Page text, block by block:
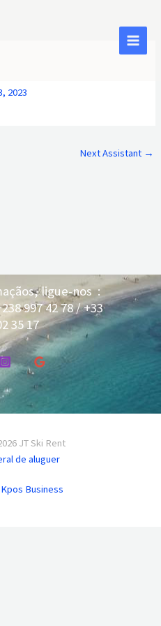
2023
Next Assistant →
ligue-nos :
997 42 78 / +33
35 17
JT Ski Rent
de aluguer
Kpos Business